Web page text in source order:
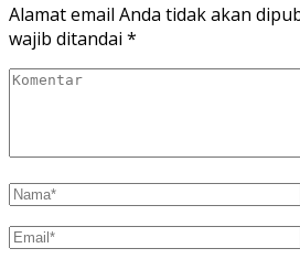
Alamat email Anda tidak akan
wajib ditandai *